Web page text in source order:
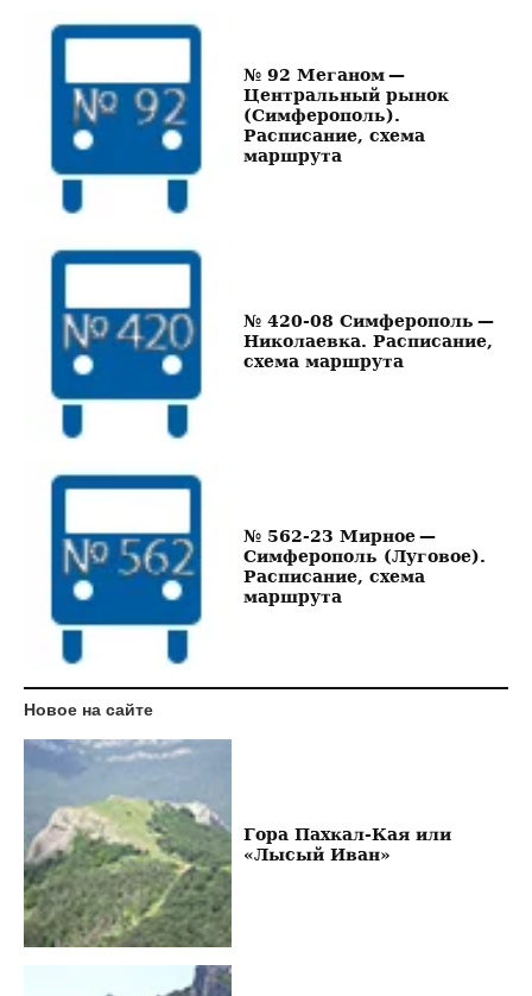
№ 92 Меганом —
Центральный рынок
(Симферополь).
Расписание, схема
маршрута
№ 420-08 Симферополь —
Николаевка. Расписание,
схема маршрута
№ 562-23 Мирное —
Симферополь (Луговое).
Расписание, схема
маршрута
Новое на сайте
Гора Пахкал-Кая или
«Лысый Иван»